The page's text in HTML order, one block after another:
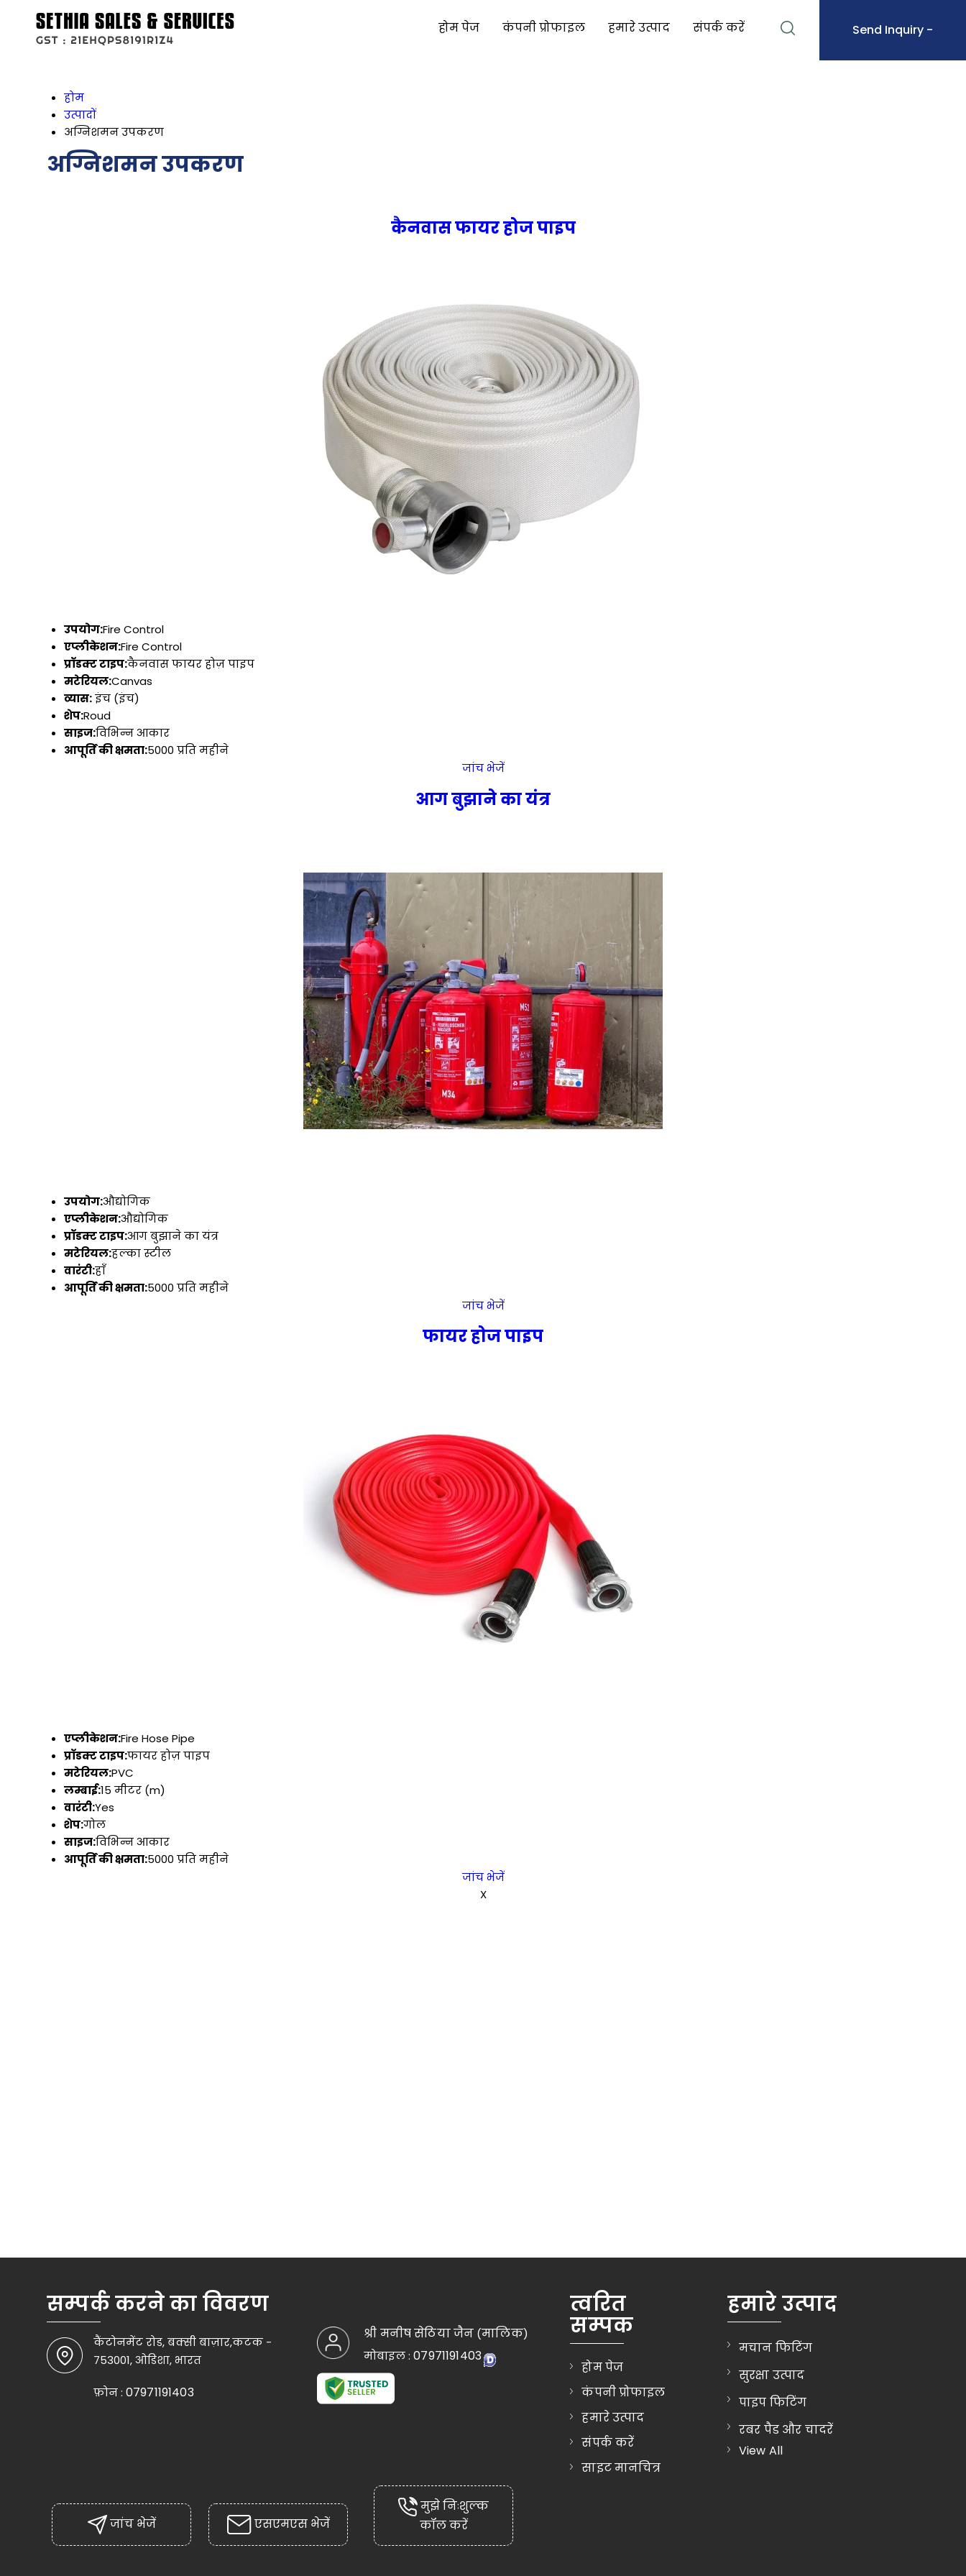
Send Inquiry -
होम पेज कंपनी प्रोफाइल हमारे उत्पाद संपर्क करें
होम
उत्पादों
अग्निशमन उपकरण
अग्निशमन उपकरण
कैनवास फायर होज पाइप
उपयोग:Fire Control
एप्लीकेशन:Fire Control
प्रॉडक्ट टाइप:कैनवास फायर होज़ पाइप
मटेरियल:Canvas
व्यास:इंच (इंच)
शेप:Roud
साइज:विभिन्न आकार
आपूर्ति की क्षमता:5000 प्रति महीने
जांच भेजें
आग बुझाने का यंत्र
उपयोग:औद्योगिक
एप्लीकेशन:औद्योगिक
प्रॉडक्ट टाइप:आग बुझाने का यंत्र
मटेरियल:हल्का स्टील
वारंटी:हाँ
आपूर्ति की क्षमता:5000 प्रति महीने
जांच भेजें
फायर होज पाइप
एप्लीकेशन:Fire Hose Pipe
प्रॉडक्ट टाइप:फायर होज़ पाइप
मटेरियल:PVC
लम्बाई:15 मीटर (m)
वारंटी:Yes
शेप:गोल
साइज:विभिन्न आकार
आपूर्ति की क्षमता:5000 प्रति महीने
जांच भेजें
X
सम्पर्क करने का विवरण
कैंटोनमेंट रोड, बक्सी बाज़ार,कटक -
753001, ओडिशा, भारत
फ़ोन : 07971191403
श्री मनीष सेठिया जैन (मालिक)
मोबाइल :07971191403
हमारे उत्पाद
मचान फिटिंग
सुरक्षा उत्पाद
पाइप फिटिंग
रबर पैड और चादरें
औद्योगिक वाल्व
View All
त्वरित
सम्पक
होम पेज
कंपनी प्रोफाइल
हमारे उत्पाद
संपर्क करें
साइट मानचित्र
जांच भेजें एसएमएस भेजें
मुझे निःशुल्क
कॉल करें